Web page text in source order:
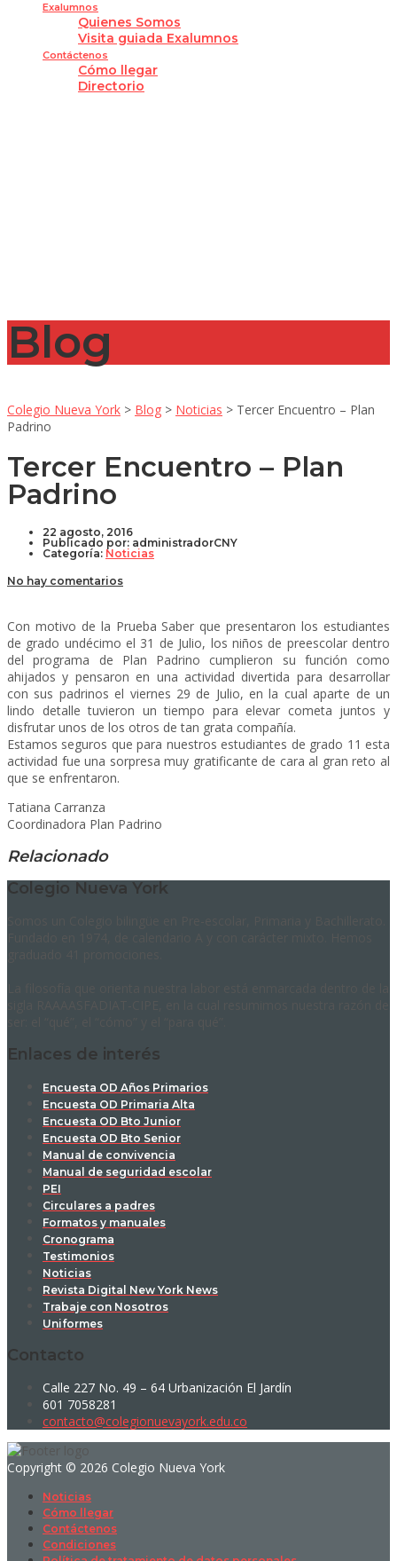
Exalumnos
Quienes Somos
Visita guiada Exalumnos
Contáctenos
Cómo llegar
Directorio
Blog
Colegio Nueva York > Blog > Noticias > Tercer Encuentro – Plan
Padrino
Tercer Encuentro – Plan
Padrino
22 agosto, 2016
Publicado por: administradorCNY
Categoría: Noticias
No hay comentarios
Con motivo de la Prueba Saber que presentaron los estudiantes
de grado undécimo el 31 de Julio, los niños de preescolar dentro
del programa de Plan Padrino cumplieron su función como
ahijados y pensaron en una actividad divertida para desarrollar
con sus padrinos el viernes 29 de Julio, en la cual aparte de un
lindo detalle tuvieron un tiempo para elevar cometa juntos y
disfrutar unos de los otros de tan grata compañía.
Estamos seguros que para nuestros estudiantes de grado 11 esta
actividad fue una sorpresa muy gratificante de cara al gran reto al
que se enfrentaron.
Tatiana Carranza
Coordinadora Plan Padrino
Relacionado
Colegio Nueva York
Enlaces de interés
Encuesta OD Años Primarios
Encuesta OD Primaria Alta
Encuesta OD Bto Junior
Encuesta OD Bto Senior
Manual de convivencia
Manual de seguridad escolar
PEI
Circulares a padres
Formatos y manuales
Cronograma
Testimonios
Noticias
Revista Digital New York News
Trabaje con Nosotros
Uniformes
Contacto
Calle 227 No. 49 – 64 Urbanización El Jardín
601 7058281
contacto@colegionuevayork.edu.co
Copyright © 2026 Colegio Nueva York
Noticias
Cómo llegar
Contáctenos
Condiciones